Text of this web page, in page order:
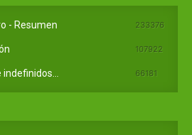
- Resumen 233376
107922
66181